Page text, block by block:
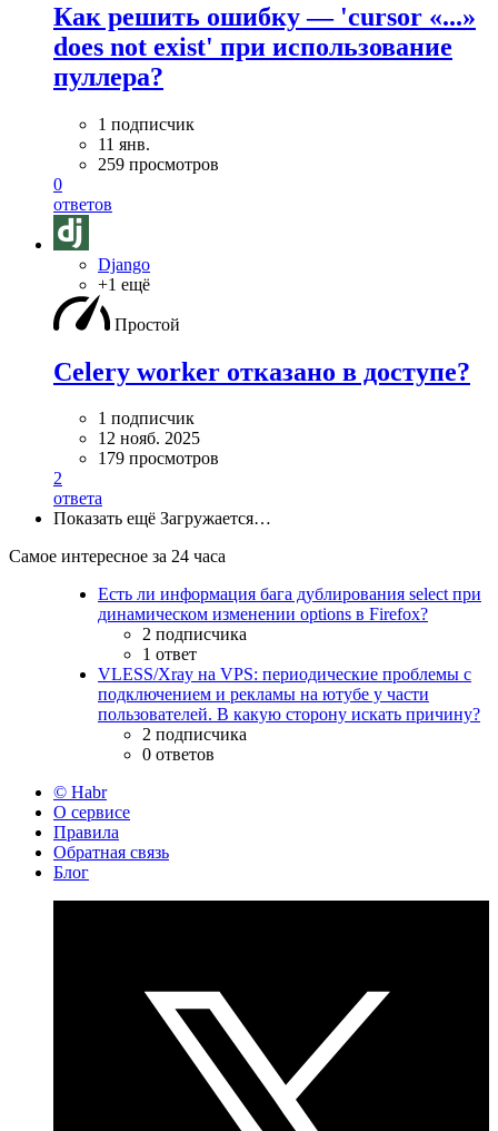
Как решить ошибку — 'cursor «...»
does not exist' при использование
пуллера?
1 подписчик
11 янв.
259 просмотров
0
ответов
Django
+1 ещё
Простой
Celery worker отказано в доступе?
1 подписчик
12 нояб. 2025
179 просмотров
2
ответа
Показать ещё Загружается…
Самое интересное за 24 часа
Есть ли информация бага дублирования select при
динамическом изменении options в Firefox?
2 подписчика
1 ответ
VLESS/Xray на VPS: периодические проблемы с
подключением и рекламы на ютубе у части
пользователей. В какую сторону искать причину?
2 подписчика
0 ответов
© Habr
О сервисе
Правила
Обратная связь
Блог